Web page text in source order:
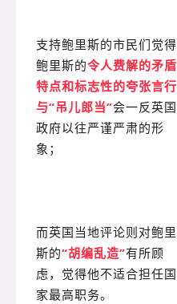
支持鲍里斯的市民们觉得
鲍里斯的令人费解的矛盾
特点和标志性的夸张言行
与“吊儿郎当”会一反英国
政府以往严谨严肃的形
象；
而英国当地评论则对鲍里
斯的“胡编乱造”有所顾
虑，觉得他不适合担任国
家最高职务。